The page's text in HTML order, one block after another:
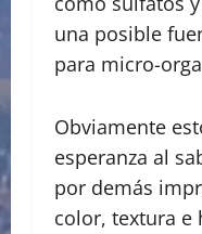
una posible
para micro-
Obviamente
esperanza al
por demás
color, textura e